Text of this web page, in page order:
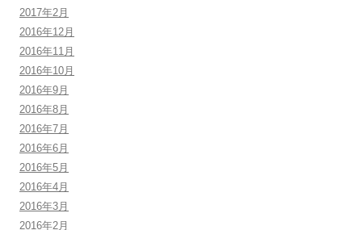
2017年2月
2016年12月
2016年11月
2016年10月
2016年9月
2016年8月
2016年7月
2016年6月
2016年5月
2016年4月
2016年3月
2016年2月